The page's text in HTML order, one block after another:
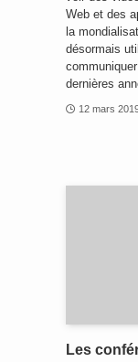
Web et des
la
désormais
dernières
12 mars
Les